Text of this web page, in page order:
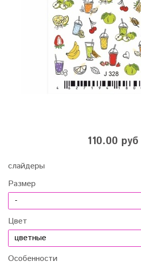
110.00 руб
слайдеры
Размер
Цвет
Особенности